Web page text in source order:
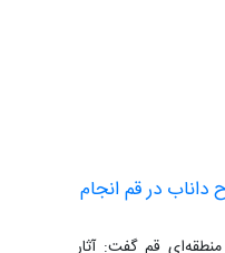
داناب در قم انجام
قم گفت: آثار